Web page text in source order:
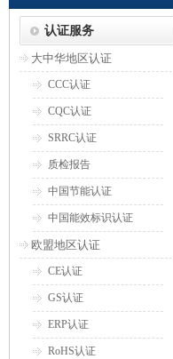
认证服务
大中华地区认证
CCC认证
CQC认证
SRRC认证
质检报告
中国节能认证
中国能效标识认证
欧盟地区认证
CE认证
GS认证
ERP认证
RoHS认证